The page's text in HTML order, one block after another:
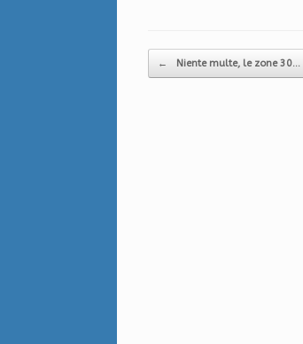
Navigazione articolo
← Niente multe, le zone 30…